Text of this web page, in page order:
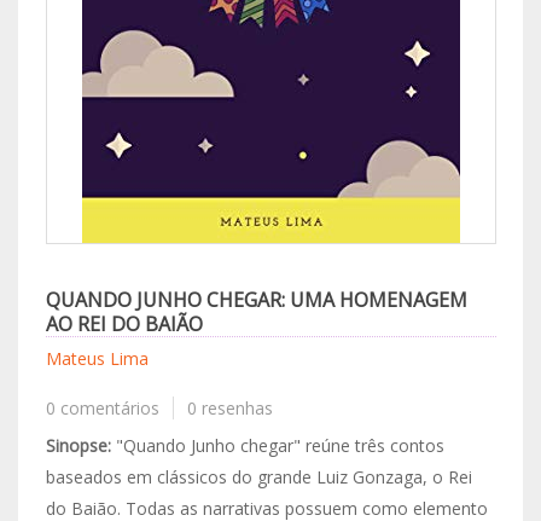
QUANDO JUNHO CHEGAR: UMA HOMENAGEM
AO REI DO BAIÃO
Mateus Lima
0 comentários
0 resenhas
Sinopse:"Quando Junho chegar" reúne três contos
baseados em clássicos do grande Luiz Gonzaga, o Rei
do Baião. Todas as narrativas possuem como elemento